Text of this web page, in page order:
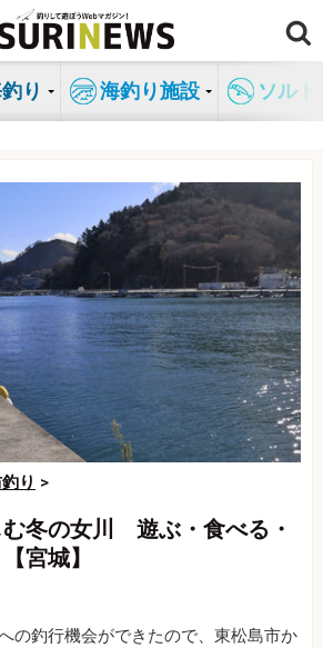
り 海釣り施設 ソル
り >
冬の女川 遊ぶ・食べる・
宮城】
の釣行機会ができたので、東松島市か